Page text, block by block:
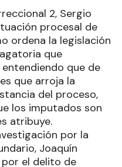
2, Sergio
procesal de
ordena la legislación
que
que de
que arroja la
del proceso,
los imputados son
atribuye.
por la
Joaquín
el delito de